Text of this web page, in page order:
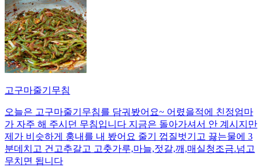
고구마줄기무침
오늘은 고구마줄기무침를 담궈봤어요~ 어렸을적에 친정엄마
가 자주 해 주시던 무침입니다 지금은 돌아가셔서 안 계시지만
제가 비슷하게 훙내를 내 봤어요 줄기 껍질벗기고 끓는물에 3
분데치고 건고추갈고 고춧가루,마늘,젓갈,깨,매실청조금.넘고
무치면 됩니다